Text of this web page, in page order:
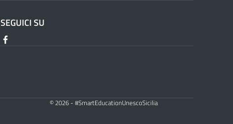
SEGUICI SU
© 2026 - #SmartEducationUnescoSicilia